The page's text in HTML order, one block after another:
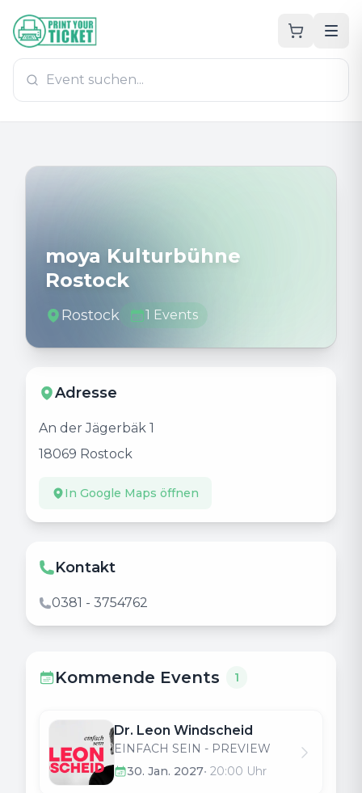
Zum Hauptinhalt
PrintYourTicket
moya Kulturbühne
Rostock
Rostock 1 Events
Adresse
An der Jägerbäk 1
18069 Rostock
In Google Maps öffnen
Kontakt
0381 - 3754762
Kommende Events 1
Dr. Leon Windscheid
EINFACH SEIN - PREVIEW
30. Jan. 2027• 20:00 Uhr